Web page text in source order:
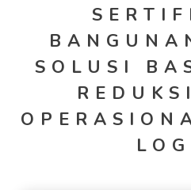
SOLUSI